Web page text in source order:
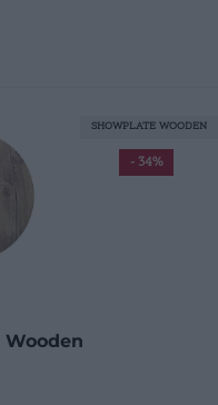
- 34%
SHOWPLATE WOODEN